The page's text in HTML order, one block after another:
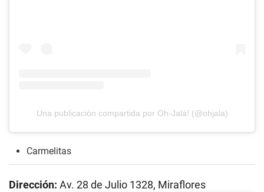
Una publicación compartida por Oh-Jalá! (@ohjala)
Carmelitas
Dirección: Av. 28 de Julio 1328, Miraflores